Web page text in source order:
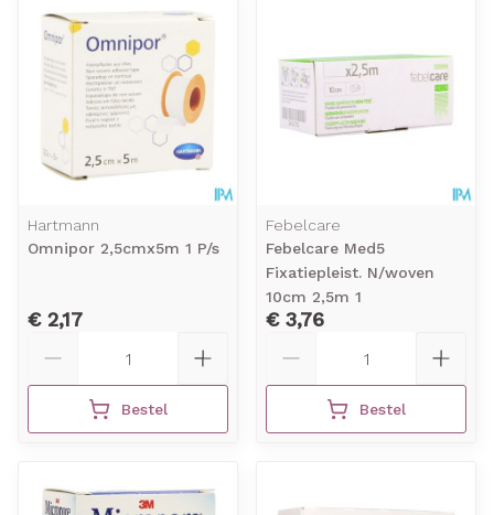
Hartmann
Omnipor 2,5cmx5m 1 P/s
€ 2,17
Bestel
Febelcare
Febelcare Med5
Fixatiepleist. N/woven
10cm 2,5m 1
€ 3,76
Bestel